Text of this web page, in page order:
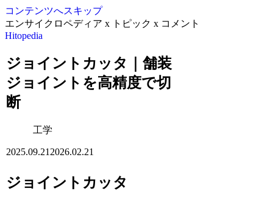
コンテンツへスキップ
エンサイクロペディア x トピック x コメント
Hitopedia
ジョイントカッタ｜舗装
ジョイントを高精度で切
断
工学
2025.09.21 2026.02.21
ジョイントカッタ